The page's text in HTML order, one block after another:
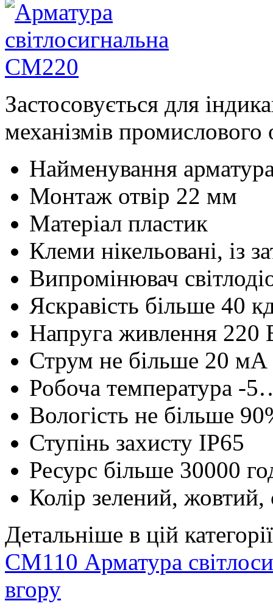
Застосовується для
механізмів
Найменування
Монтаж отвір 22 мм
Матеріал пластик
Клеми нікельовані, із
Випромінювач
Яскравість більше 40
Напруга живлення 220
Струм не більше 20 мA
Робоча температура -
Вологість не більше
Ступінь захисту IP65
Ресурс більше 30000
Колір зелений, жовтий,
Детальніше в цій
СМ110 Арматура
вгору